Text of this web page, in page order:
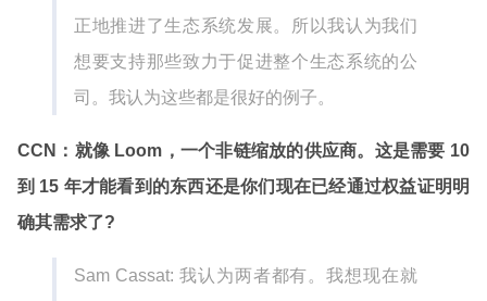
正地推进了生态系统发展。所以我认为我们
想要支持那些致力于促进整个生态系统的公
司。我认为这些都是很好的例子。
CCN：就像 Loom，一个非链缩放的供应商。这是需要 10
到 15 年才能看到的东西还是你们现在已经通过权益证明明
确其需求了?
Sam Cassat: 我认为两者都有。我想现在就